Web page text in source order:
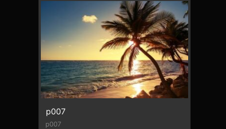
p007
p007